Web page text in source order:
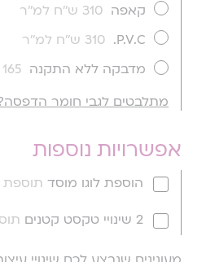
קאפה 310 ש''ח למ''ר
P.V.C.
310 ש''ח למ''ר
מדבקה ללא התקנה 165 ש''ח למ''ר
מתלבטים לגבי חומר
אפשרויות נוספות
הוספת לוגו מוסד תוספת של
2 שינויי טקסט קטנים